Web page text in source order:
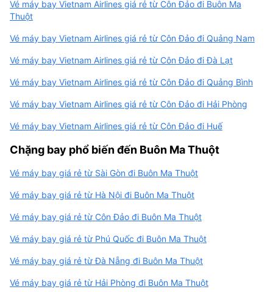
Vé máy bay Vietnam Airlines giá rẻ từ Côn Đảo đi Buôn Ma
Thuột
Vé máy bay Vietnam Airlines giá rẻ từ Côn Đảo đi Quảng Nam
Vé máy bay Vietnam Airlines giá rẻ từ Côn Đảo đi Đà Lạt
Vé máy bay Vietnam Airlines giá rẻ từ Côn Đảo đi Quảng Bình
Vé máy bay Vietnam Airlines giá rẻ từ Côn Đảo đi Hải Phòng
Vé máy bay Vietnam Airlines giá rẻ từ Côn Đảo đi Huế
Chặng bay phổ biến đến Buôn Ma Thuột
Vé máy bay giá rẻ từ Sài Gòn đi Buôn Ma Thuột
Vé máy bay giá rẻ từ Hà Nội đi Buôn Ma Thuột
Vé máy bay giá rẻ từ Côn Đảo đi Buôn Ma Thuột
Vé máy bay giá rẻ từ Phú Quốc đi Buôn Ma Thuột
Vé máy bay giá rẻ từ Đà Nẵng đi Buôn Ma Thuột
Vé máy bay giá rẻ từ Hải Phòng đi Buôn Ma Thuột